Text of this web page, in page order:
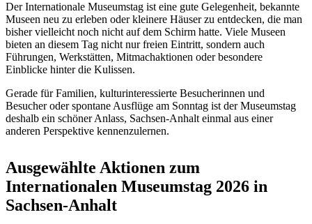
Der Internationale Museumstag ist eine gute Gelegenheit, bekannte
Museen neu zu erleben oder kleinere Häuser zu entdecken, die man
bisher vielleicht noch nicht auf dem Schirm hatte. Viele Museen
bieten an diesem Tag nicht nur freien Eintritt, sondern auch
Führungen, Werkstätten, Mitmachaktionen oder besondere
Einblicke hinter die Kulissen.
Gerade für Familien, kulturinteressierte Besucherinnen und
Besucher oder spontane Ausflüge am Sonntag ist der Museumstag
deshalb ein schöner Anlass, Sachsen-Anhalt einmal aus einer
anderen Perspektive kennenzulernen.
Ausgewählte Aktionen zum
Internationalen Museumstag 2026 in
Sachsen-Anhalt